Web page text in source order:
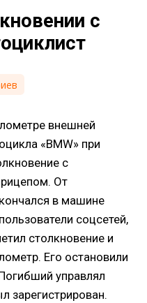
с
внешней
«BMW» при
с
От
в машине
соцсетей,
столкновение и
Его остановили
управлял
зарегистрирован.